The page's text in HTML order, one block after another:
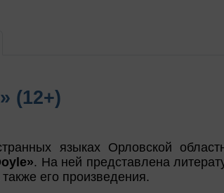
(12+)
языках Орловской
. На ней представлена
его произведения.